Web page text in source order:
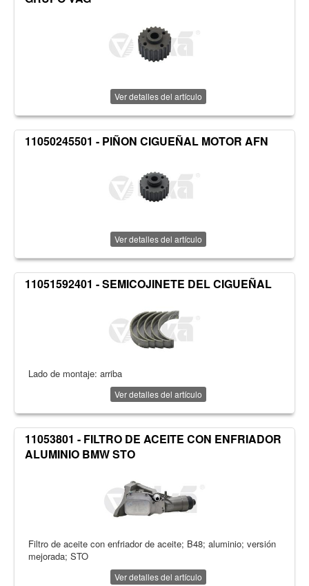
Ver detalles del artículo
11050245501 - PIÑON CIGUEÑAL MOTOR AFN
Ver detalles del artículo
11051592401 - SEMICOJINETE DEL CIGUEÑAL
Lado de montaje: arriba
Ver detalles del artículo
11053801 - FILTRO DE ACEITE CON ENFRIADOR
ALUMINIO BMW STO
Filtro de aceite con enfriador de aceite; B48; aluminio; versión
mejorada; STO
Ver detalles del artículo